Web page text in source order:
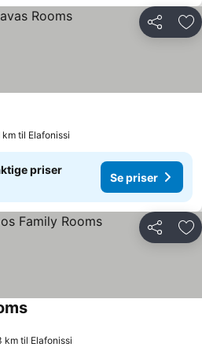
Del
km til Elafonissi
priser
Se priser
Del
km til Elafonissi